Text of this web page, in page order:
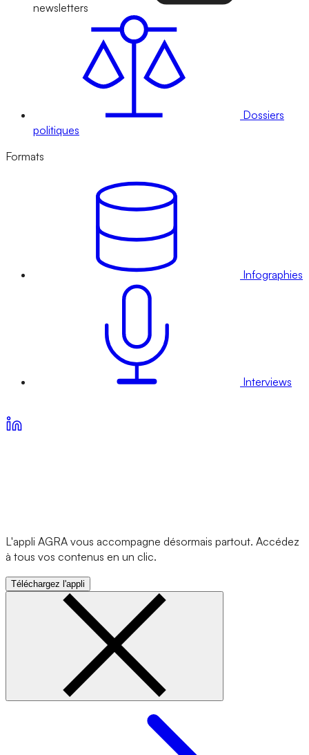
newsletters
Dossiers
politiques
Formats
Infographies
Interviews
L'appli AGRA vous accompagne désormais partout. Accédez
à tous vos contenus en un clic.
Téléchargez l'appli